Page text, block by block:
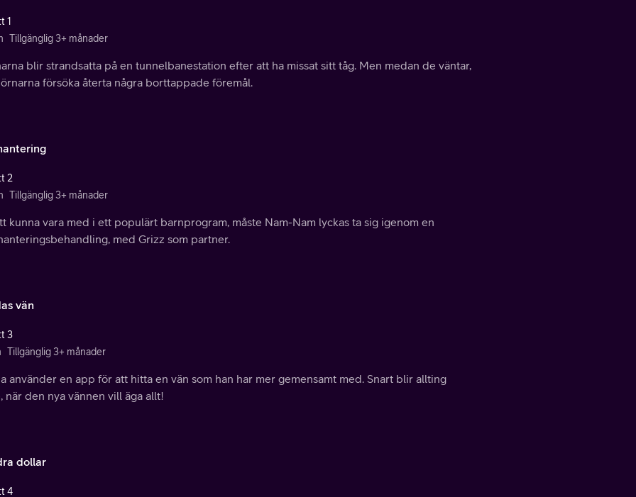
1
Tillgänglig 3+ månader
blir strandsatta på en tunnelbanestation efter att ha missat sitt tåg. Men medan de väntar,
försöka återta några borttappade föremål.
2
Tillgänglig 3+ månader
kunna vara med i ett populärt barnprogram, måste Nam-Nam lyckas ta sig igenom en
med Grizz som partner.
vän
3
Tillgänglig 3+ månader
använder en app för att hitta en vän som han har mer gemensamt med. Snart blir allting
när den nya vännen vill äga allt!
dollar
4